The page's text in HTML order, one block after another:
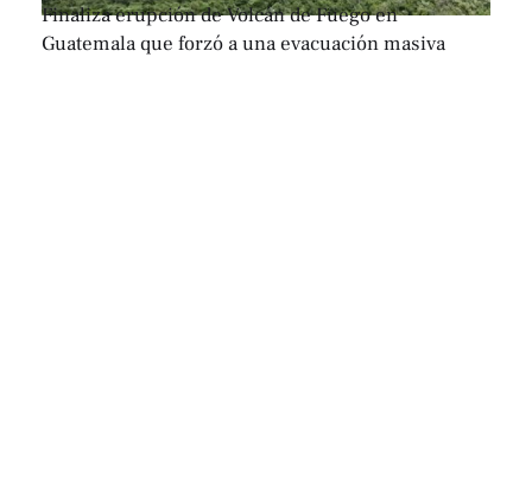
Finaliza erupción de Volcán de Fuego en
Guatemala que forzó a una evacuación masiva